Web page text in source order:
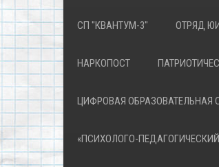
СП "КВАНТУМ-3" ОТРЯД
НАРКОПОСТ
ЦИФРОВАЯ ОБРАЗОВАТЕЛЬНАЯ
«ПСИХОЛОГО-